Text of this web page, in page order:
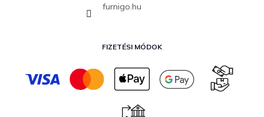
furnigo.hu
FIZETÉSI MÓDOK